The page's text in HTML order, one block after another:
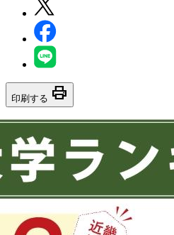
印刷する print